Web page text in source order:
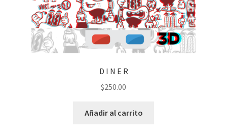
D I N E R
$250.00
Añadir al carrito